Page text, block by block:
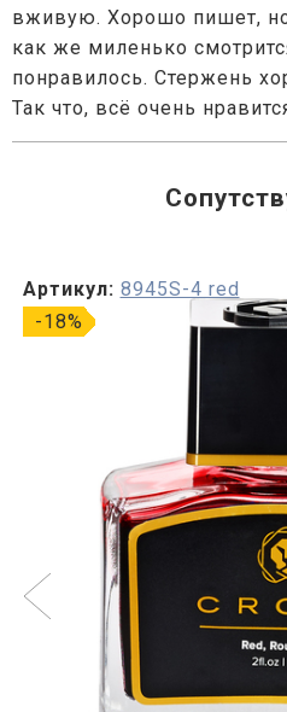
вживую. Хорошо пишет, но
как же миленько
понравилось. Стержень
Так что, всё очень
-18%
Артикул: 8945S-4 red